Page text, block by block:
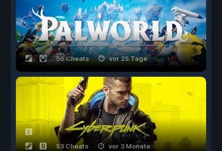
56 Cheats vor 25 Tage
53 Cheats vor 3 Monate